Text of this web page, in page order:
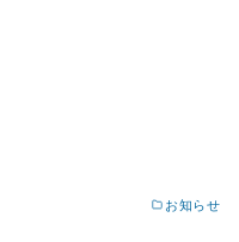
お知らせ